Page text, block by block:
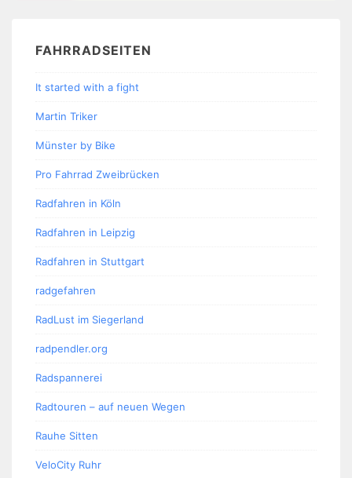
FAHRRADSEITEN
It started with a fight
Martin Triker
Münster by Bike
Pro Fahrrad Zweibrücken
Radfahren in Köln
Radfahren in Leipzig
Radfahren in Stuttgart
radgefahren
RadLust im Siegerland
radpendler.org
Radspannerei
Radtouren – auf neuen Wegen
Rauhe Sitten
VeloCity Ruhr